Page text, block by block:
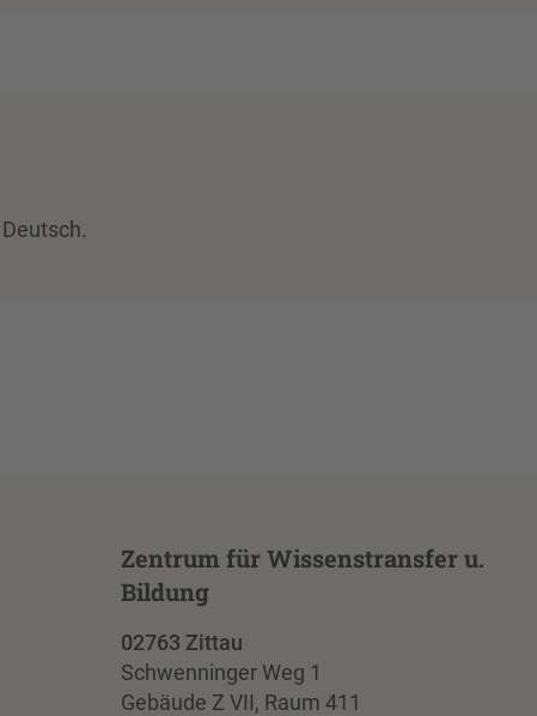
Zentrum für Wissenstransfer u.
Bildung
02763 Zittau
Schwenninger Weg 1
Gebäude Z VII, Raum 411